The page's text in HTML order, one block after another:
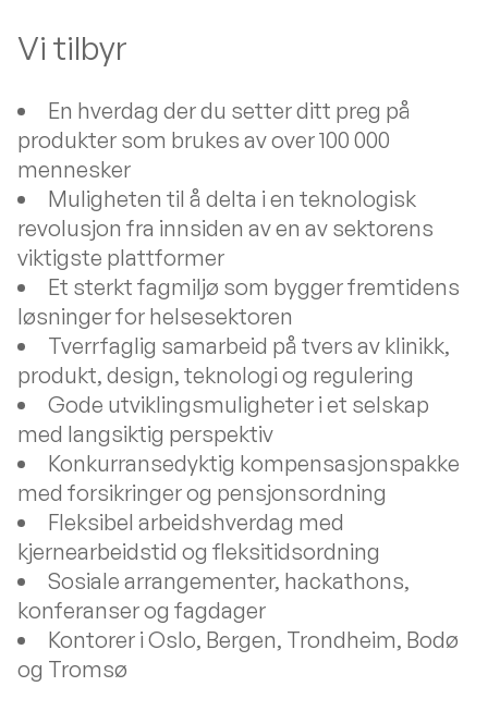
Vi tilbyr
En hverdag der du setter ditt preg på
produkter som brukes av over 100 000
mennesker
Muligheten til å delta i en teknologisk
revolusjon fra innsiden av en av sektorens
viktigste plattformer
Et sterkt fagmiljø som bygger fremtidens
løsninger for helsesektoren
Tverrfaglig samarbeid på tvers av klinikk,
produkt, design, teknologi og regulering
Gode utviklingsmuligheter i et selskap
med langsiktig perspektiv
Konkurransedyktig kompensasjonspakke
med forsikringer og pensjonsordning
Fleksibel arbeidshverdag med
kjernearbeidstid og fleksitidsordning
Sosiale arrangementer, hackathons,
konferanser og fagdager
Kontorer i Oslo, Bergen, Trondheim, Bodø
og Tromsø